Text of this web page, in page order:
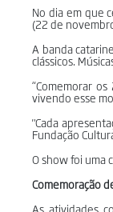
No dia em que
(22 de
A banda
clássicos.
“Comemorar
vivendo esse
"Cada
Fundação
O show foi uma
Comemoração
As atividades